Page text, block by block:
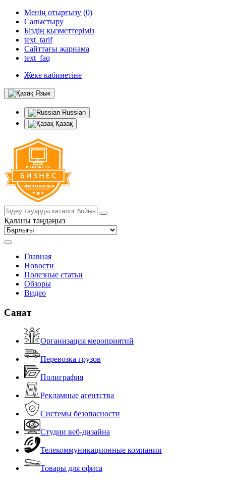
Менің отырғызу (0)
Салыстыру
Біздің қызметтеріміз
text_tarif
Сайттағы жарнама
text_faq
Жеке кабинетіне
Язык
Russian
Қазақ
Қаланы таңдаңыз
Главная
Новости
Полезные статьи
Обзоры
Видео
Санат
Организация мероприятий
Перевозка грузов
Полиграфия
Рекламные агентства
Системы безопасности
Студии веб-дизайна
Телекоммуникационные компании
Товары для офиса